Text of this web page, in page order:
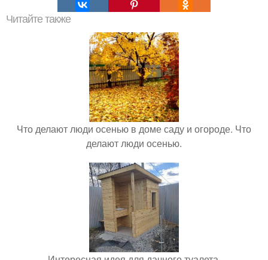
Читайте также
Что делают люди осенью в доме саду и огороде. Что
делают люди осенью.